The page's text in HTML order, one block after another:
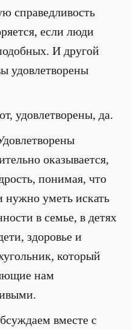
справедливость
если люди
И другой
удовлетворены
удовлетворены, да.
оказывается,
понимая, что
нужно уметь искать
в семье, в детях
здоровье и
который
нам
вместе с